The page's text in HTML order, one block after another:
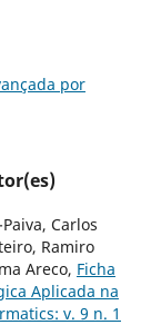
por
Carlos
Ramiro
Areco, Ficha
Aplicada na
v. 9 n. 1